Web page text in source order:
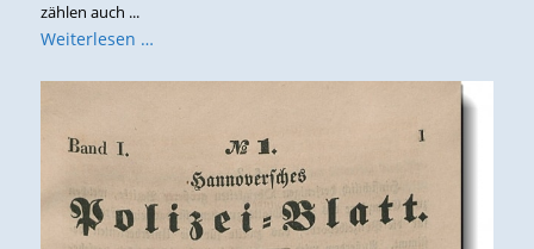
zählen auch ...
Weiterlesen …